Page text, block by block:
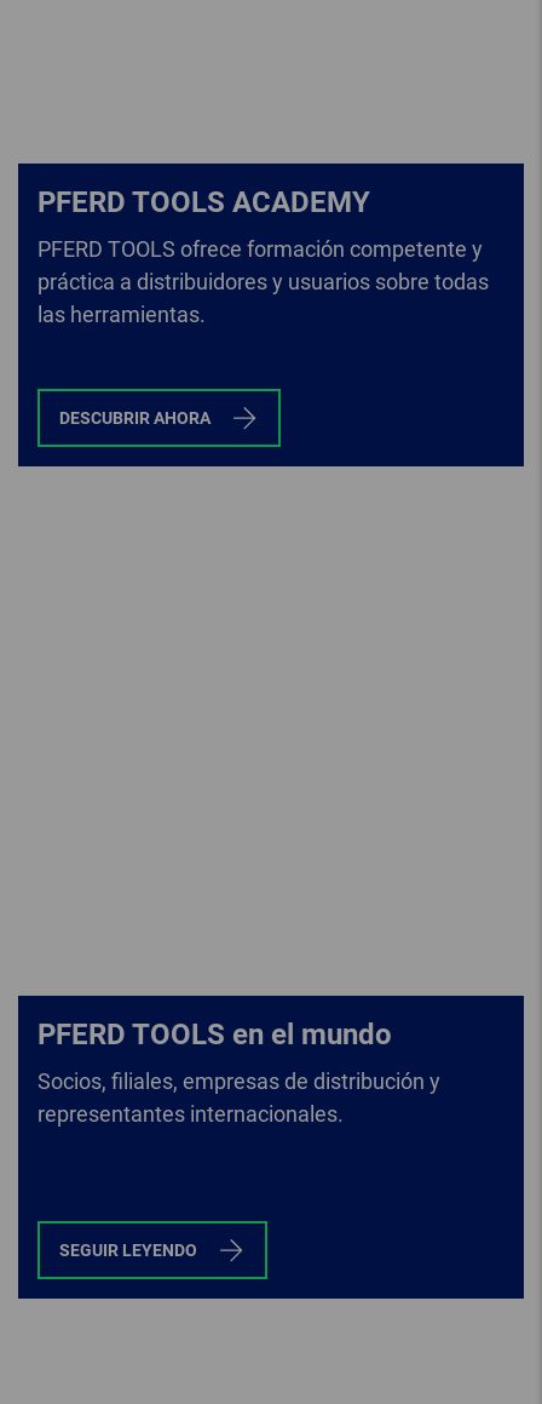
PFERD TOOLS ACADEMY
PFERD TOOLS ofrece formación competente y
práctica a distribuidores y usuarios sobre todas
las herramientas.
DESCUBRIR AHORA
PFERD TOOLS en el mundo
Socios, filiales, empresas de distribución y
representantes internacionales.
SEGUIR LEYENDO